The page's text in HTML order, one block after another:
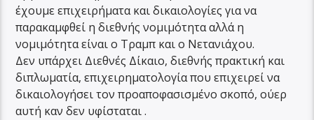
έχουμε επιχειρήματα και δικαιολογίες για να
παρακαμφθεί η διεθνής νομιμότητα αλλά η
νομιμότητα είναι ο Τραμπ και ο Νετανιάχου.
Δεν υπάρχει Διεθνές Δίκαιο, διεθνής πρακτική και
διπλωματία, επιχειρηματολογία που επιχειρεί να
δικαιολογήσει τον προαποφασισμένο σκοπό, ούερ
αυτή καν δεν υφίσταται .